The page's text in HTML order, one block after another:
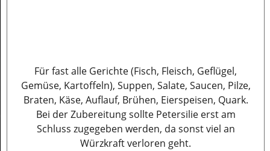
Für fast alle Gerichte (Fisch, Fleisch, Geflügel,
Gemüse, Kartoffeln), Suppen, Salate, Saucen, Pilze,
Braten, Käse, Auflauf, Brühen, Eierspeisen, Quark.
Bei der Zubereitung sollte Petersilie erst am
Schluss zugegeben werden, da sonst viel an
Würzkraft verloren geht.